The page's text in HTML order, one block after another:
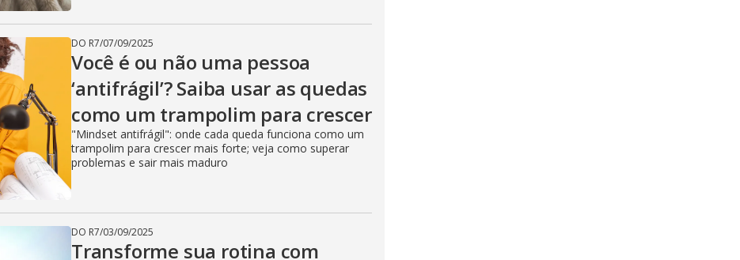
DO R7/07/09/2025
Você é ou não uma pessoa
‘antifrágil’? Saiba usar as quedas
como um trampolim para crescer
"Mindset antifrágil": onde cada queda funciona como um
trampolim para crescer mais forte; veja como superar
problemas e sair mais maduro
DO R7/03/09/2025
Transforme sua rotina com